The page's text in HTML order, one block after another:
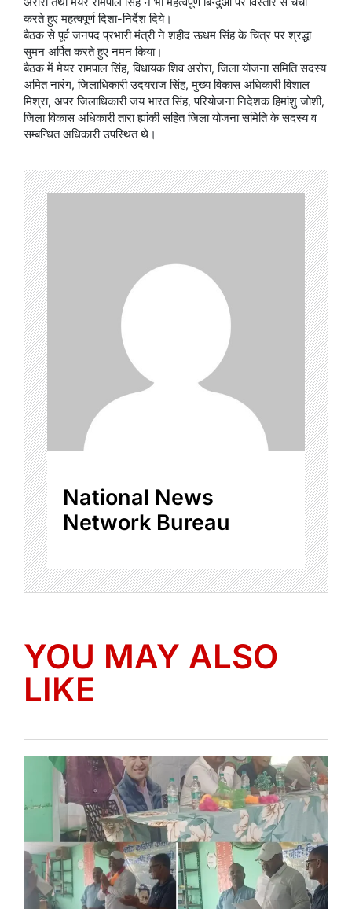
करते हुए महत्वपूर्ण दिशा-निर्देश दिये।
बैठक से पूर्व जनपद प्रभारी मंत्री ने शहीद ऊधम सिंह के चित्र पर श्रद्धा
सुमन अर्पित करते हुए नमन किया।
बैठक में मेयर रामपाल सिंह, विधायक शिव अरोरा, जिला योजना समिति सदस्य
अमित नारंग, जिलाधिकारी उदयराज सिंह, मुख्य विकास अधिकारी विशाल
मिश्रा, अपर जिलाधिकारी जय भारत सिंह, परियोजना निदेशक हिमांशु जोशी,
जिला विकास अधिकारी तारा ह्यांकी सहित जिला योजना समिति के सदस्य व
सम्बन्धित अधिकारी उपस्थित थे।
National News
Network Bureau
YOU MAY ALSO
LIKE